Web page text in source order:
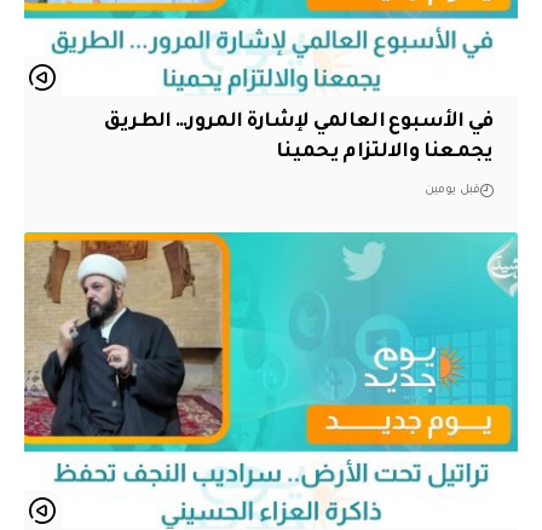
في الأسبوع العالمي لإشارة المرور… الطريق
يجمعنا والالتزام يحمينا
قبل يومين